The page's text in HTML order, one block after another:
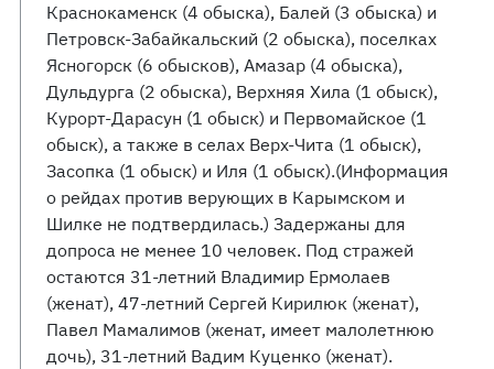
Краснокаменск (4 обыска), Балей (3 обыска) и
Петровск-Забайкальский (2 обыска), поселках
Ясногорск (6 обысков), Амазар (4 обыска),
Дульдурга (2 обыска), Верхняя Хила (1 обыск),
Курорт-Дарасун (1 обыск) и Первомайское (1
обыск), а также в селах Верх-Чита (1 обыск),
Засопка (1 обыск) и Иля (1 обыск).(Информация
о рейдах против верующих в Карымском и
Шилке не подтвердилась.) Задержаны для
допроса не менее 10 человек. Под стражей
остаются 31-летний Владимир Ермолаев
(женат), 47-летний Сергей Кирилюк (женат),
Павел Мамалимов (женат, имеет малолетнюю
дочь), 31-летний Вадим Куценко (женат).